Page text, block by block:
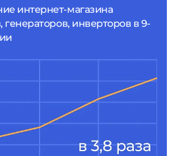
интернет-магазина
генераторов, инверторов в 9-